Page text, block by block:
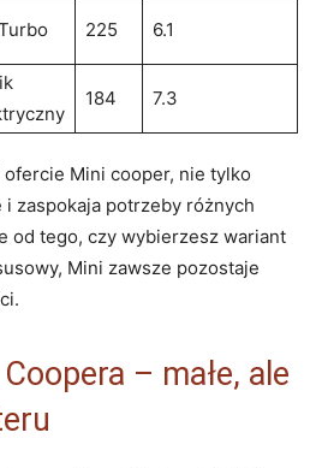
225 6.1
184 7.3
Mini cooper, nie tylko
i zaspokaja potrzeby różnych
od tego, czy wybierzesz wariant
Mini zawsze pozostaje
– małe, ale